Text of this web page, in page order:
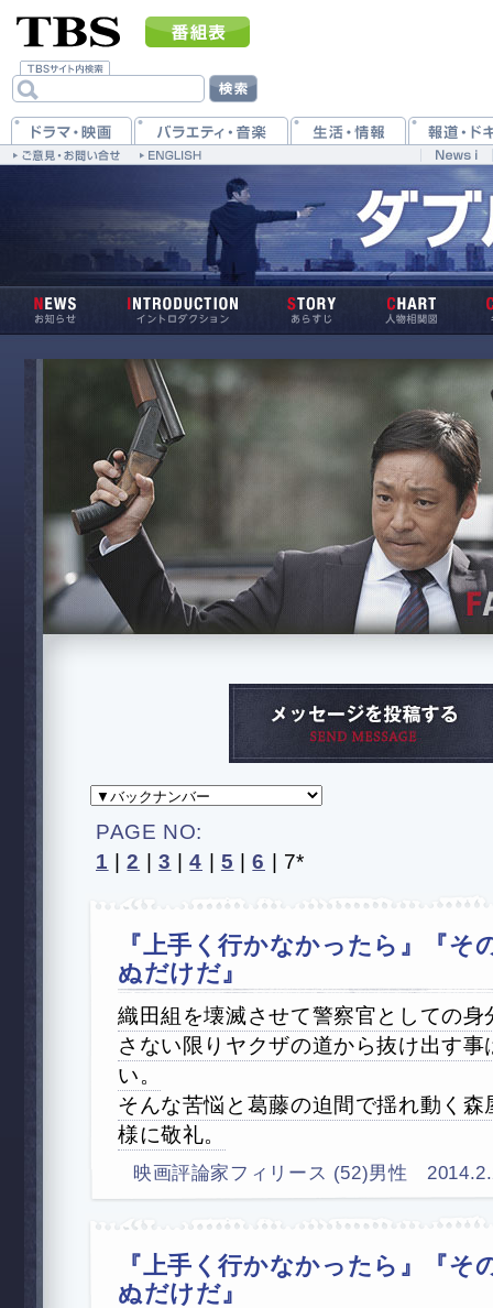
PAGE NO:
1 |2 3 |4 5 |6 7*
『上手く行かなかったら』『
ぬだけだ』
織田組を壊滅させて警察官としての身
さない限りヤクザの道から抜け出す事
い。
そんな苦悩と葛藤の迫間で揺れ動く森
様に敬礼。
映画評論家フィリース (52)男性
『上手く行かなかったら』『
ぬだけだ』